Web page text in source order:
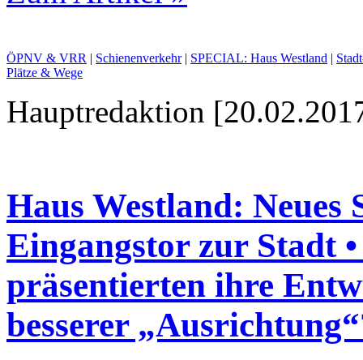
ÖPNV & VRR | Schienenverkehr| SPECIAL: Haus Westland |
Plätze & Wege
Hauptredaktion
Haus Westland:
Eingangstor zur Stadt
präsentierten ihre
besserer